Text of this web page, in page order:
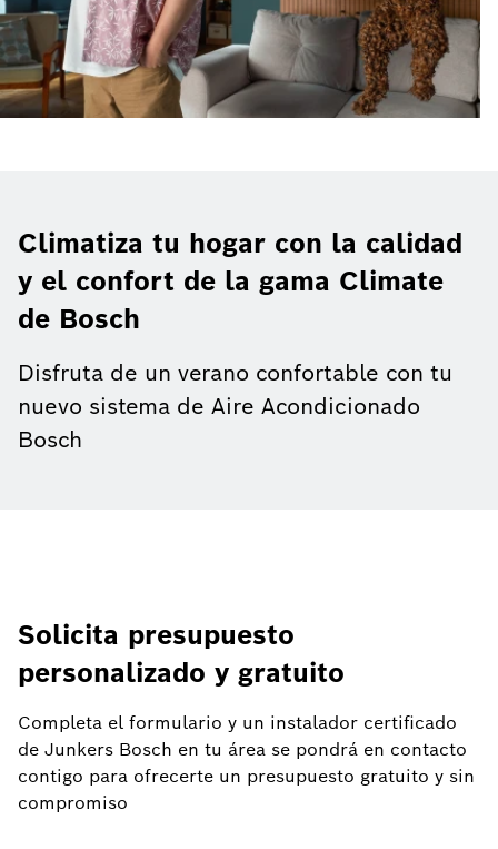
Climatiza tu hogar con la calidad
y el confort de la gama Climate
de Bosch
Disfruta de un verano confortable con tu
nuevo sistema de Aire Acondicionado
Bosch
Solicita presupuesto
personalizado y gratuito
Completa el formulario y un instalador certificado
de Junkers Bosch en tu área se pondrá en contacto
contigo para ofrecerte un presupuesto gratuito y sin
compromiso